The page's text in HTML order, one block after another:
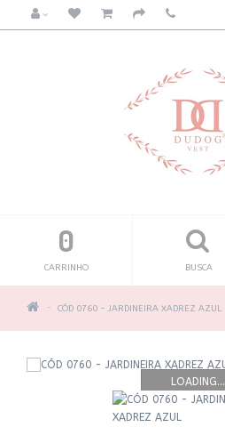
BUSCA
0
CARRINHO
CÓD 0760 - JARDINEIRA XADREZ AZUL
LOADING...